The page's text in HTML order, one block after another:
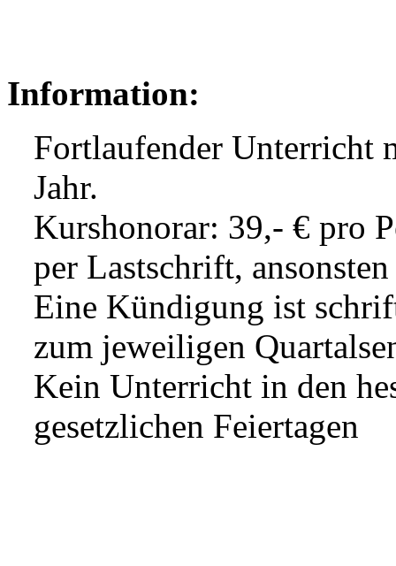
Information:
Fortlaufender Unterricht
Jahr.
Kurshonorar: 39,- € pro
per Lastschrift,
Eine Kündigung ist
zum jeweiligen
Kein Unterricht in den
gesetzlichen Feiertagen